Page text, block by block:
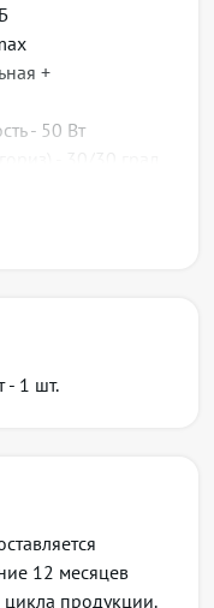
+
- 50 Вт
+60°C
- 1 шт.
12 месяцев
продукции.